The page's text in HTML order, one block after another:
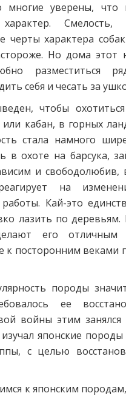
многие уверены, что
Смелость,
черты характера
Но дома этот
разместиться
себя и чесать за
чтобы
кабан, в горных
стала намного
в охоте на барсука,
и свободолюбив,
на
Кай-это
лазить по деревьям.
его отличным
посторонним веками
породы
ее
войны этим занялся
японские породы
с целью
к японским